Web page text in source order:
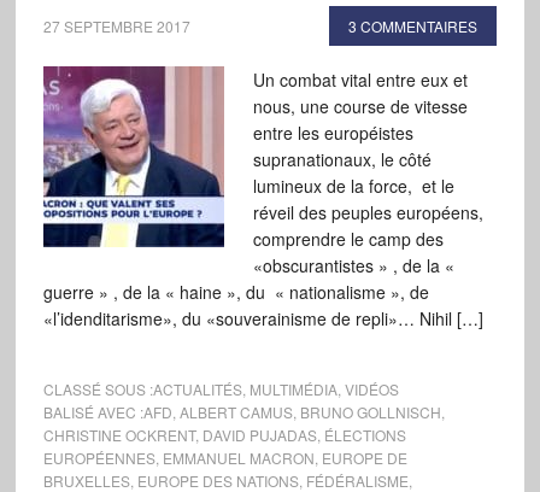
27 SEPTEMBRE 2017 3 COMMENTAIRES
Un combat vital entre eux et
nous, une course de vitesse
entre les européistes
supranationaux, le côté
lumineux de la force, et le
réveil des peuples européens,
comprendre le camp des
«obscurantistes » , de la «
guerre » , de la « haine », du « nationalisme », de
«l’idenditarisme», du «souverainisme de repli»… Nihil […]
CLASSÉ SOUS :ACTUALITÉS, MULTIMÉDIA, VIDÉOS
BALISÉ AVEC :AFD ALBERT CAMUS, BRUNO GOLLNISCH
CHRISTINE OCKRENT, DAVID PUJADAS, ÉLECTIONS
EUROPÉENNES, EMMANUEL MACRON EUROPE DE
BRUXELLES, EUROPE DES NATIONS, FÉDÉRALISME